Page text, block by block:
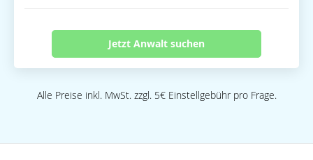
Jetzt Anwalt suchen
Alle Preise inkl. MwSt. zzgl. 5€ Einstellgebühr pro Frage.